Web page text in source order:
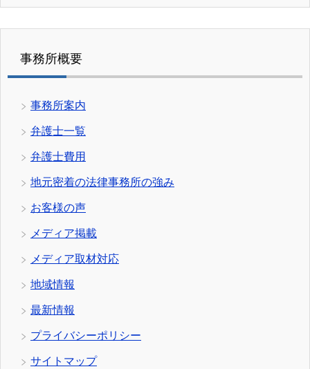
事務所概要
事務所案内
弁護士一覧
弁護士費用
地元密着の法律事務所の強み
お客様の声
メディア掲載
メディア取材対応
地域情報
最新情報
プライバシーポリシー
サイトマップ